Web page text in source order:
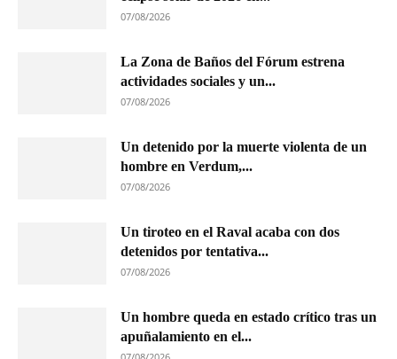
07/08/2026
La Zona de Baños del Fórum estrena
actividades sociales y un...
07/08/2026
Un detenido por la muerte violenta de un
hombre en Verdum,...
07/08/2026
Un tiroteo en el Raval acaba con dos
detenidos por tentativa...
07/08/2026
Un hombre queda en estado crítico tras un
apuñalamiento en el...